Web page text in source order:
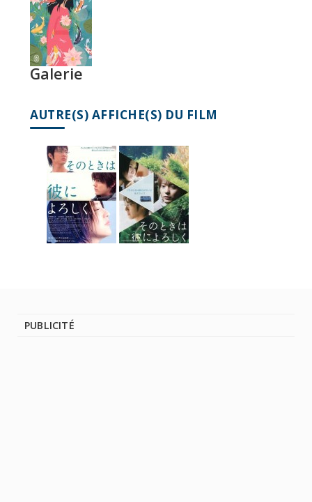
Galerie
AUTRE(S) AFFICHE(S) DU FILM
PUBLICITÉ